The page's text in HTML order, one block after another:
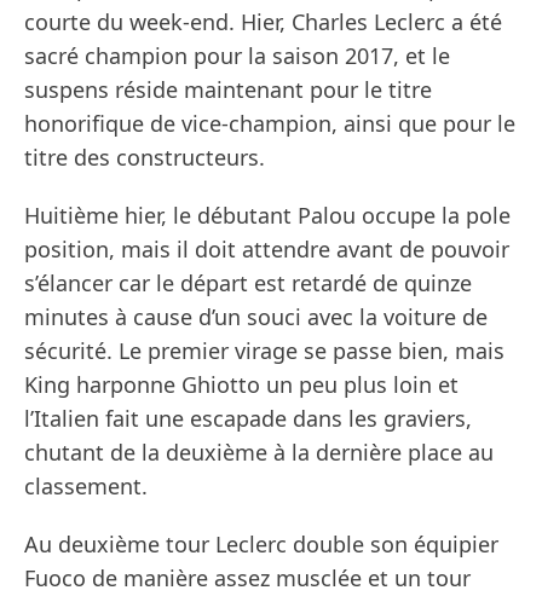
courte du week-end. Hier, Charles Leclerc a été
sacré champion pour la saison 2017, et le
suspens réside maintenant pour le titre
honorifique de vice-champion, ainsi que pour le
titre des constructeurs.
Huitième hier, le débutant Palou occupe la pole
position, mais il doit attendre avant de pouvoir
s’élancer car le départ est retardé de quinze
minutes à cause d’un souci avec la voiture de
sécurité. Le premier virage se passe bien, mais
King harponne Ghiotto un peu plus loin et
l’Italien fait une escapade dans les graviers,
chutant de la deuxième à la dernière place au
classement.
Au deuxième tour Leclerc double son équipier
Fuoco de manière assez musclée et un tour